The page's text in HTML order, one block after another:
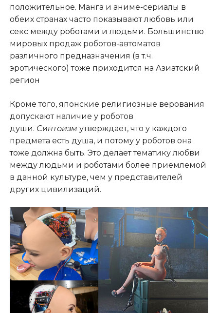
положительное. Манга и аниме-сериалы в
обеих странах часто показывают любовь или
секс между роботами и людьми. Большинство
мировых продаж роботов-автоматов
различного предназначения (в т.ч.
эротического) тоже приходится на Азиатский
регион
Кроме того, японские религиозные верования
допускают наличие у роботов
души. Синтоизм утверждает, что у каждого
предмета есть душа, и потому у роботов она
тоже должна быть. Это делает тематику любви
между людьми и роботами более приемлемой
в данной культуре, чем у представителей
других цивилизаций.